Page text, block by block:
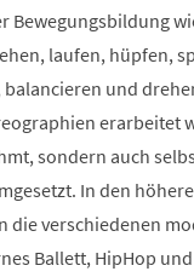
Bewegungsbildung
laufen, hüpfen,
und
erarbeitet
sondern auch
In den
die verschiedenen
Ballett, HipHop